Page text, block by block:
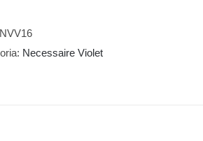
Violet
16
NVV16
Necessaire Violet